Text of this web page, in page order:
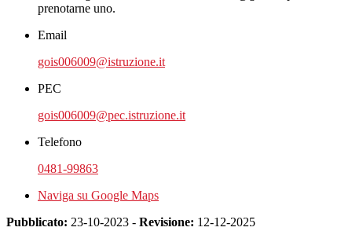
prenotarne uno.
Email
gois006009@istruzione.it
PEC
gois006009@pec.istruzione.it
Telefono
0481-99863
Naviga su Google Maps
Pubblicato: 23-10-2023 - Revisione: 12-12-2025